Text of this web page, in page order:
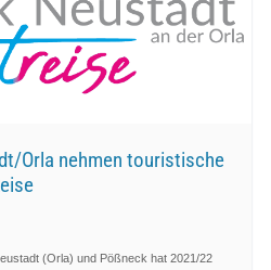
Orla nehmen touristische
(Orla) und Pößneck hat 2021/22